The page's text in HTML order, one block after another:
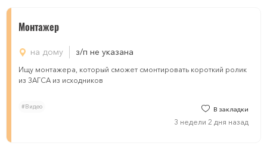
Mонтажер
на дому з/п не указана
Ищу монтажера, который сможет смонтировать короткий ролик
из ЗАГСА из исходников
#Видео В закладки
3 недели 2 дня назад